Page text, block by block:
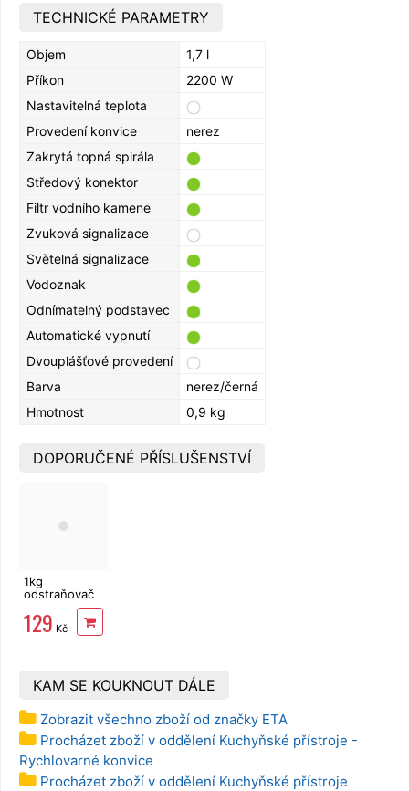
TECHNICKÉ PARAMETRY
Objem
1,7 l
Příkon
2200 W
Nastavitelná teplota
Provedení konvice
nerez
Zakrytá topná spirála
Středový konektor
Filtr vodního kamene
Zvuková signalizace
Světelná signalizace
Vodoznak
Odnímatelný podstavec
Automatické vypnutí
Dvouplášťové provedení
Barva
nerez/černá
Hmotnost
0,9 kg
DOPORUČENÉ PŘÍSLUŠENSTVÍ
1kg
odstraňovač
kamene,
kyselina
129 Kč
KAM SE KOUKNOUT DÁLE
Zobrazit všechno zboží od značky ETA
Procházet zboží v oddělení Kuchyňské přístroje -
Rychlovarné konvice
Procházet zboží v oddělení Kuchyňské přístroje